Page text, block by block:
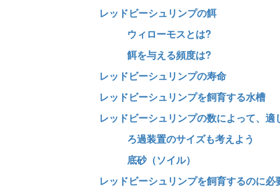
レッドビーシュリンプの餌
ウィローモスとは?
餌を与える頻度は?
レッドビーシュリンプの寿命
レッドビーシュリンプを飼育する水槽
レッドビーシュリンプの数によって、適
ろ過装置のサイズも考えよう
底砂（ソイル）
レッドビーシュリンプを飼育するのに必